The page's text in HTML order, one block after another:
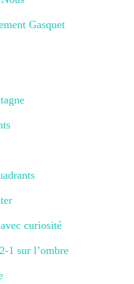
Gasquet
curiosité
1 sur l’ombre